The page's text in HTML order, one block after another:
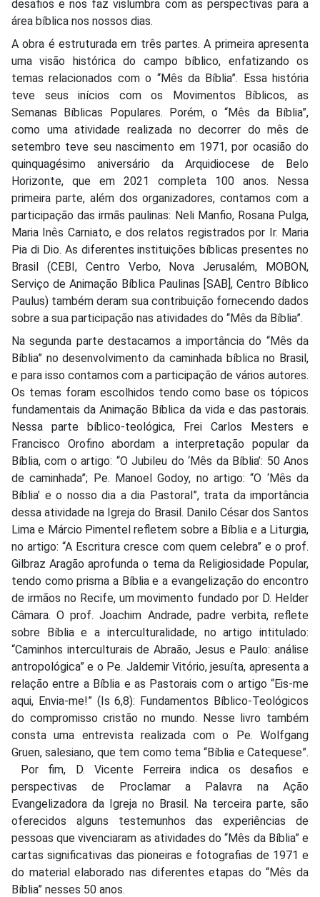
desafios e nos faz vislumbra com as perspectivas para a
área bíblica nos nossos dias.
A obra é estruturada em três partes. A primeira apresenta
uma visão histórica do campo bíblico, enfatizando os
temas relacionados com o “Mês da Bíblia”. Essa história
teve seus inícios com os Movimentos Bíblicos, as
Semanas Bíblicas Populares. Porém, o “Mês da Bíblia”,
como uma atividade realizada no decorrer do mês de
setembro teve seu nascimento em 1971, por ocasião do
quinquagésimo aniversário da Arquidiocese de Belo
Horizonte, que em 2021 completa 100 anos. Nessa
primeira parte, além dos organizadores, contamos com a
participação das irmãs paulinas: Neli Manfio, Rosana Pulga,
Maria Inês Carniato, e dos relatos registrados por Ir. Maria
Pia di Dio. As diferentes instituições bíblicas presentes no
Brasil (CEBI, Centro Verbo, Nova Jerusalém, MOBON,
Serviço de Animação Bíblica Paulinas [SAB], Centro Bíblico
Paulus) também deram sua contribuição fornecendo dados
sobre a sua participação nas atividades do “Mês da Bíblia”.
Na segunda parte destacamos a importância do “Mês da
Bíblia” no desenvolvimento da caminhada bíblica no Brasil,
e para isso contamos com a participação de vários autores.
Os temas foram escolhidos tendo como base os tópicos
fundamentais da Animação Bíblica da vida e das pastorais.
Nessa parte bíblico-teológica, Frei Carlos Mesters e
Francisco Orofino abordam a interpretação popular da
Bíblia, com o artigo: “O Jubileu do ‘Mês da Bíblia’: 50 Anos
de caminhada”; Pe. Manoel Godoy, no artigo: “O ‘Mês da
Bíblia’ e o nosso dia a dia Pastoral”, trata da importância
dessa atividade na Igreja do Brasil. Danilo César dos Santos
Lima e Márcio Pimentel refletem sobre a Bíblia e a Liturgia,
no artigo: “A Escritura cresce com quem celebra” e o prof.
Gilbraz Aragão aprofunda o tema da Religiosidade Popular,
tendo como prisma a Bíblia e a evangelização do encontro
de irmãos no Recife, um movimento fundado por D. Helder
Câmara. O prof. Joachim Andrade, padre verbita, reflete
sobre Bíblia e a interculturalidade, no artigo intitulado:
“Caminhos interculturais de Abraão, Jesus e Paulo: análise
antropológica” e o Pe. Jaldemir Vitório, jesuíta, apresenta a
relação entre a Bíblia e as Pastorais com o artigo “Eis-me
aqui, Envia-me!” (Is 6,8): Fundamentos Bíblico-Teológicos
do compromisso cristão no mundo. Nesse livro também
consta uma entrevista realizada com o Pe. Wolfgang
Gruen, salesiano, que tem como tema “Bíblia e Catequese”.
Por fim, D. Vicente Ferreira indica os desafios e
perspectivas de Proclamar a Palavra na Ação
Evangelizadora da Igreja no Brasil. Na terceira parte, são
oferecidos alguns testemunhos das experiências de
pessoas que vivenciaram as atividades do “Mês da Bíblia” e
cartas significativas das pioneiras e fotografias de 1971 e
do material elaborado nas diferentes etapas do “Mês da
Bíblia” nesses 50 anos.